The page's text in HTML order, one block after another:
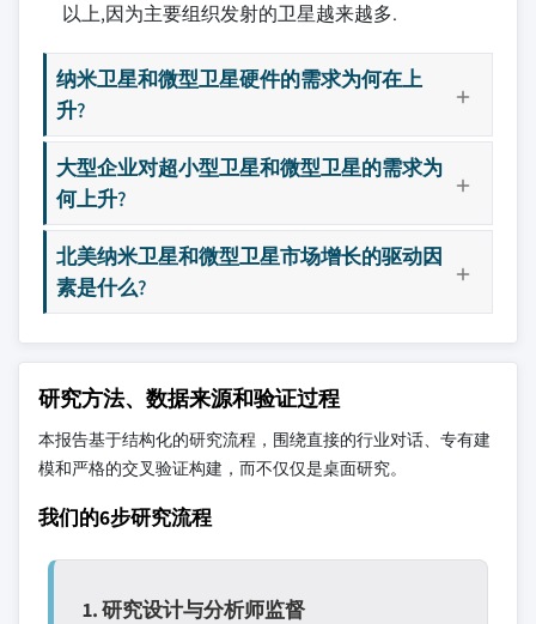
以上,因为主要组织发射的卫星越来越多.
纳米卫星和微型卫星硬件的需求为何在上
升?
大型企业对超小型卫星和微型卫星的需求为
何上升?
北美纳米卫星和微型卫星市场增长的驱动因
素是什么?
研究方法、数据来源和验证过程
本报告基于结构化的研究流程，围绕直接的行业对话、专有建
模和严格的交叉验证构建，而不仅仅是桌面研究。
我们的6步研究流程
1. 研究设计与分析师监督